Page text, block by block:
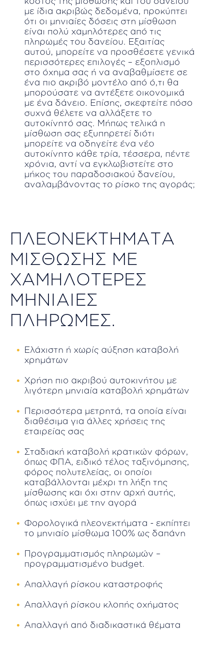
με ίδια ακριβώς δεδομένα, προκύπτει
ότι οι μηνιαίες δόσεις στη μίσθωση
είναι πολύ χαμηλότερες από τις
πληρωμές του δανείου. Εξαιτίας
αυτού, μπορείτε να προσθέσετε γενικά
περισσότερες επιλογές – εξοπλισμό
στο όχημα σας ή να αναβαθμίσετε σε
ένα πιο ακριβό μοντέλο από ό,τι θα
μπορούσατε να αντέξετε οικονομικά
με ένα δάνειο. Επίσης, σκεφτείτε πόσο
συχνά θέλετε να αλλάξετε το
αυτοκίνητό σας. Μήπως τελικά η
μίσθωση σας εξυπηρετεί διότι
μπορείτε να οδηγείτε ένα νέο
αυτοκίνητο κάθε τρία, τέσσερα, πέντε
χρόνια, αντί να εγκλωβιστείτε στο
μήκος του παραδοσιακού δανείου,
αναλαμβάνοντας το ρίσκο της αγοράς;
ΠΛΕΟΝΕΚΤΗΜΑΤΑ
ΜΙΣΘΩΣΗΣ ΜΕ
ΧΑΜΗΛΟΤΕΡΕΣ
ΜΗΝΙΑΙΕΣ
ΠΛΗΡΩΜΕΣ.
Ελάχιστη ή χωρίς αύξηση καταβολή
χρημάτων
Χρήση πιο ακριβού αυτοκινήτου με
λιγότερη μηνιαία καταβολή χρημάτων
Περισσότερα μετρητά, τα οποία είναι
διαθέσιμα για άλλες χρήσεις της
εταιρείας σας
Σταδιακή καταβολή κρατικών φόρων,
όπως ΦΠΑ, ειδικό τέλος ταξινόμησης,
φόρος πολυτελείας, οι οποίοι
καταβάλλονται μέχρι τη λήξη της
μίσθωσης και όχι στην αρχή αυτής,
όπως ισχύει με την αγορά
Φορολογικά πλεονεκτήματα - εκπίπτει
το μηνιαίο μίσθωμα 100% ως δαπάνη
Προγραμματισμός πληρωμών –
προγραμματισμένο budget.
Απαλλαγή ρίσκου καταστροφής
Απαλλαγή ρίσκου κλοπής οχήματος
Απαλλαγή από διαδικαστικά θέματα